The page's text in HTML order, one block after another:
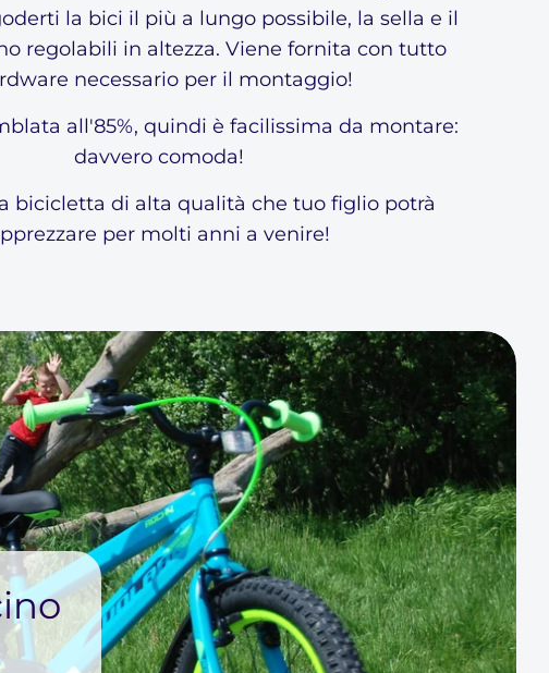
la bici il più a lungo possibile, la sella e il
regolabili in altezza. Viene fornita con tutto
necessario per il montaggio!
all'85%, quindi è facilissima da montare:
davvero comoda!
bicicletta di alta qualità che tuo figlio potrà
per molti anni a venire!